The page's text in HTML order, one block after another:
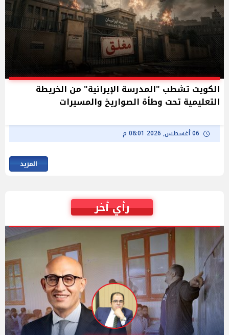
الكويت تشطب "المدرسة الإيرانية" من الخريطة
التعليمية تحت وطأة الصواريخ والمسيرات
06 أغسطس, 2026 08:01 م
المزيد
رأي أخر